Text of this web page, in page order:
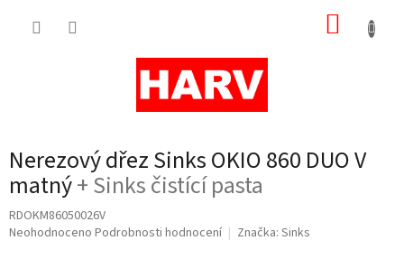
Nerezový dřez Sinks OKIO 860 DUO V
matný+ Sinks čistící pasta
RDOKM86050026V
Průměrné
Neohodnoceno Podrobnosti hodnocení Značka: Sinks